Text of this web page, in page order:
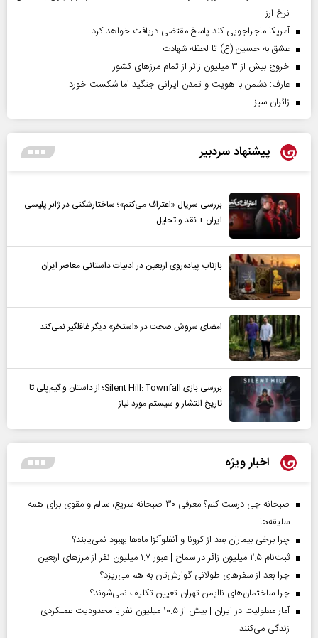
نرخ ارز
آمریکا ماجراجویی کند پاسخ مقتضی دریافت خواهد کرد
عشق به حسین (ع) تا لحظه شهادت
خروج بیش از ۳ میلیون زائر از تمام مرز‌های کشور
عارف: دشمن با هویت و تمدن ایرانی جنگید اما شکست خورد
‌زائران سبز
پیشنهاد سردبیر
بررسی سریال «اعتراف می‌کنم»؛ ساختارشکنی در ژانر پلیسی
ایران + نقد و تحلیل
بازتاب پیاده‌روی اربعین در ادبیات داستانی معاصر ایران
امضای سروش صحت در «استخر» دیگر غافلگیر نمی‌کند
بررسی بازی Silent Hill: Townfall؛ از داستان و گیم‌پلی تا
تاریخ انتشار و سیستم مورد نیاز
اخبار ویژه
صبحانه چی درست کنم؟ معرفی ۳۰ صبحانه سریع، سالم و مقوی برای همه
سلیقه‌ها
چرا برخی بیماران بعد از کرونا و آنفلوآنزا ماه‌ها بهبود نمی‌یابند؟
ثبت‌نام ۲.۵ میلیون زائر در سماح | عبور ۱.۷ میلیون نفر از مرز‌های اربعین
چرا بعد از سفرهای طولانی گوارش‌تان به هم می‌ریزد؟
چرا ساختمان‌های ناایمن تهران تعیین تکلیف نمی‌شوند؟
آمار معلولیت در ایران | بیش از ۱۰.۵ میلیون نفر با محدودیت عملکردی
زندگی می‌کنند